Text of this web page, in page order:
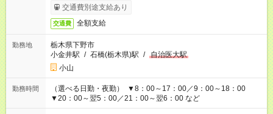
収1万円以上
交通費別途支給あり
交通費 全額支給
勤務地
栃木県下野市
小金井駅 / 石橋(栃木県)駅 / 自治医大駅
小山
勤務時間
（選べる日勤・夜勤） ▼8：00～17：00／9：00～18：00
▼20：00～翌5：00／21：00～翌6：00 など